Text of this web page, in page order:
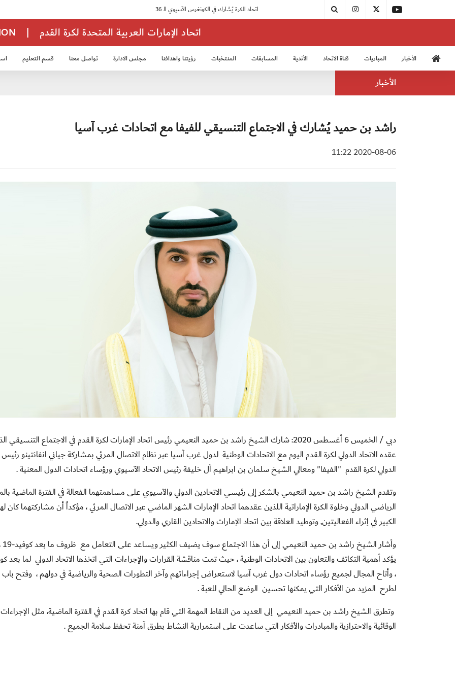
مودرن سبورت يُتوج بطلًا لدوري الدرجة الثالثة
| اتحاد الإمارات العربية المتحدة لكرة القدم
الأخبار المباريات قناة الاتحاد الأندية المسابقات المنتخبات رؤيتنا واهدافنا مجلس الادارة تواصل معنا قسم التعليم
الأخبار
راشد بن حميد يُشارك في الاجتماع التنسيقي للفيفا مع اتحادات غرب آسيا
2020-08-06 11:22
دبي / الخميس 6 أغسطس 2020: شارك الشيخ راشد بن حميد النعيمي رئيس اتحاد الإمارات لكرة القدم في الاجتماع التنسيقي
عقده الاتحاد الدولي لكرة القدم اليوم مع الاتحادات الوطنية لدول غرب آسيا عبر نظام الاتصال المرئي بمشاركة جياني انفانتينو رئيس
الدولي لكرة القدم "الفيفا"ومعالي الشيخ سلمان بن ابراهيم آل خليفة رئيس الاتحاد الآسيوي ورؤساء اتحادات الدول المعنية.
وتقدم الشيخ راشد بن حميد النعيمي بالشكر إلى رئيسي الاتحادين الدولي والآسيوي على مساهمتهما الفعالة في الفترة الماضية
الرياضي الدولي وخلوة الكرة الإماراتية اللذين عقدهما اتحاد الإمارات الشهر الماضي عبر الاتصال المرئي ، مؤكداً أن مشاركتهما كان
الكبير في إثراء الفعاليتين, وتوطيد العلاقة بين اتحاد الإمارات والاتحادين القاري والدولي.
، وأتاح المجال لجميع رؤساء اتحادات دول غرب آسيا لاستعراض إجراءاتهم وآخر التطورات الصحية والرياضية في دولهم ، وفتح
لطرح المزيد من الأفكار التي يمكنها تحسين الوضع الحالي للعبة.
وتطرق الشيخ راشد بن حميد النعيمي إلى العديد من النقاط المهمة التي قام بها اتحاد كرة القدم في الفترة الماضية، مثل الإجراءات
الوقائية والاحترازية والمبادرات والأفكار التي ساعدت على استمرارية النشاط بطرق آمنة تحفظ سلامة الجميع.